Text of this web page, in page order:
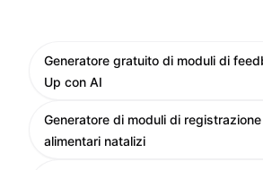
Generatore gratuito di moduli di
Up con AI
Generatore di moduli di
alimentari natalizi